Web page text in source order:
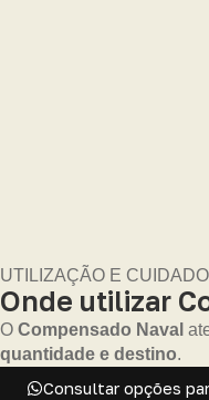
UTILIZAÇÃO E
Onde utilizar
O Compensado Naval
quantidade e destino.
Consultar opções